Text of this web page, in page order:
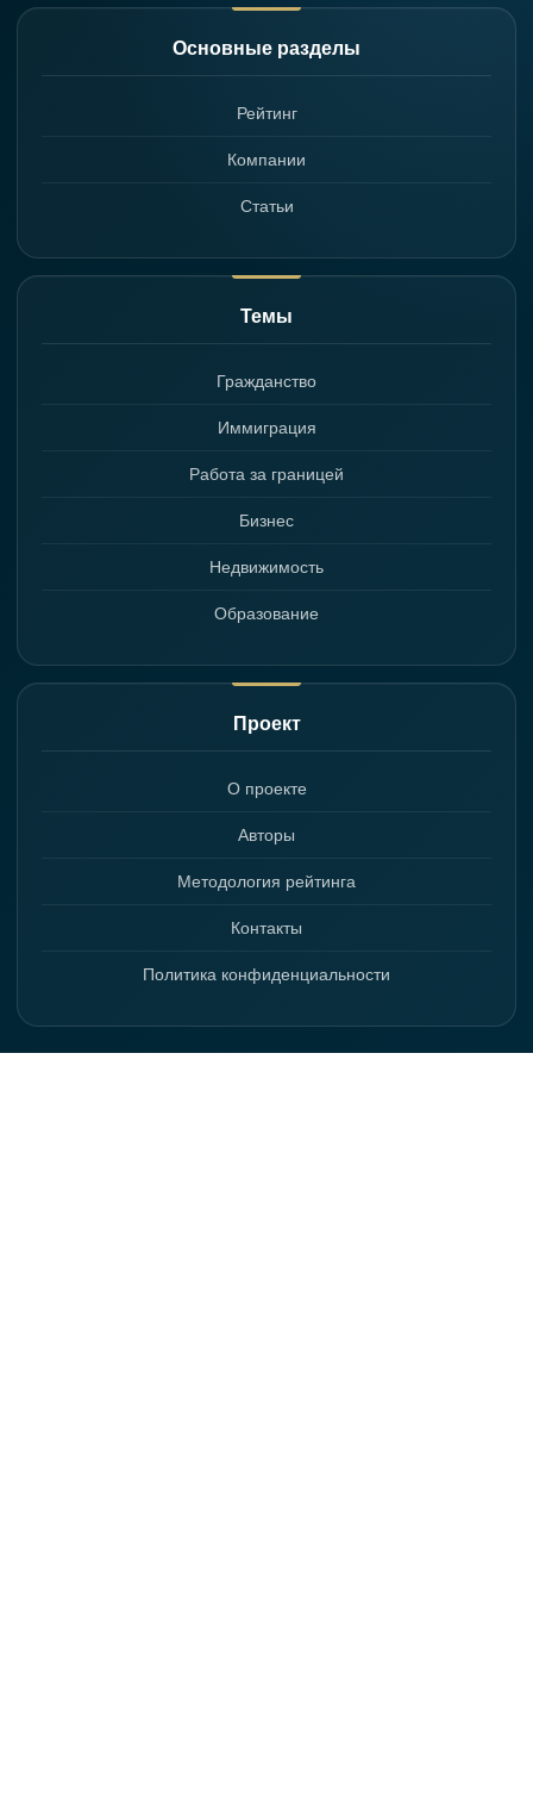
Основные разделы
Рейтинг
Компании
Статьи
Темы
Гражданство
Иммиграция
Работа за границей
Бизнес
Недвижимость
Образование
Проект
О проекте
Авторы
Методология рейтинга
Контакты
Политика конфиденциальности